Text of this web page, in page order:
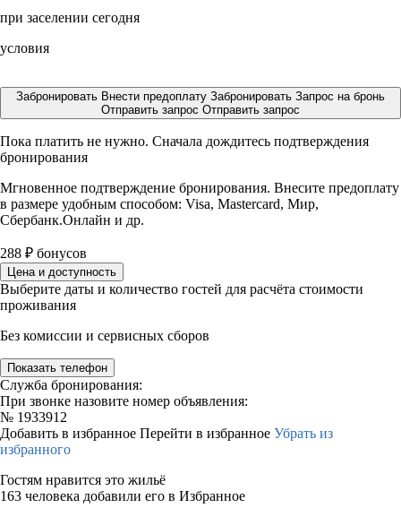
при заселении сегодня
условия
Забронировать Внести предоплату Забронировать Запрос на бронь
Отправить запрос Отправить запрос
Пока платить не нужно. Сначала дождитесь подтверждения
бронирования
Мгновенное подтверждение бронирования. Внесите предоплату
в размере удобным способом: Visa, Mastercard, Мир,
Сбербанк.Онлайн и др.
288 ₽ бонусов
Цена и доступность
Выберите даты и количество гостей для расчёта стоимости
проживания
Без комиссии и сервисных сборов
Показать телефон
Служба бронирования:
При звонке назовите номер объявления:
№ 1933912
Добавить в избранное Перейти в избранное Убрать из
избранного
Гостям нравится это жильё
163 человека добавили его в Избранное